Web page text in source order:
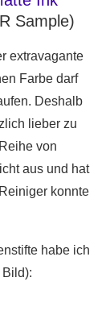
Sample)
extravagante
Farbe darf
Deshalb
lieber zu
von
aus und hat
konnte
habe ich